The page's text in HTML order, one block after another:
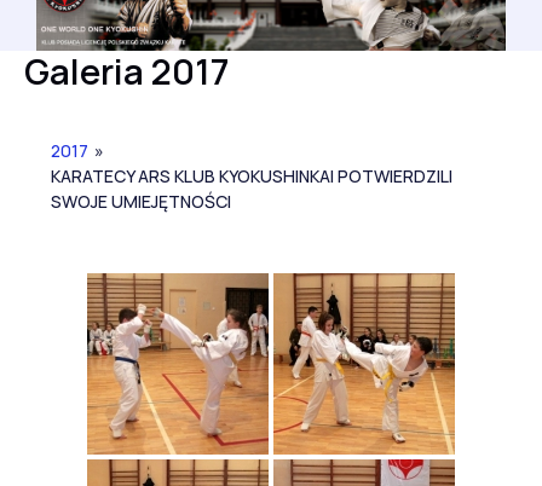
Galeria 2017
2017 »
KARATECY ARS KLUB KYOKUSHINKAI POTWIERDZILI
SWOJE UMIEJĘTNOŚCI